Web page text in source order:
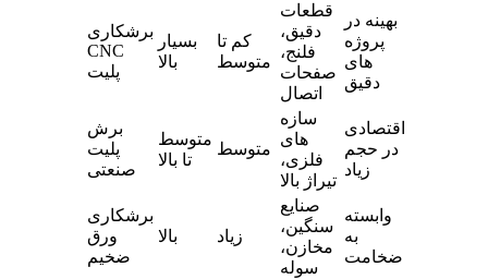
برشکاری
CNC
پلیت
بسیار
بالا
کم تا
متوسط
قطعات
دقیق،
فلنج،
صفحات
اتصال
بهینه در
پروژه‌
های
دقیق
برش
پلیت
صنعتی
متوسط
تا بالا
متوسط
سازه‌
های
فلزی،
تیراژ بالا
اقتصادی
در حجم
زیاد
برشکاری
ورق
ضخیم
بالا زیاد
صنایع
سنگین،
مخازن،
سوله
وابسته
به
ضخامت